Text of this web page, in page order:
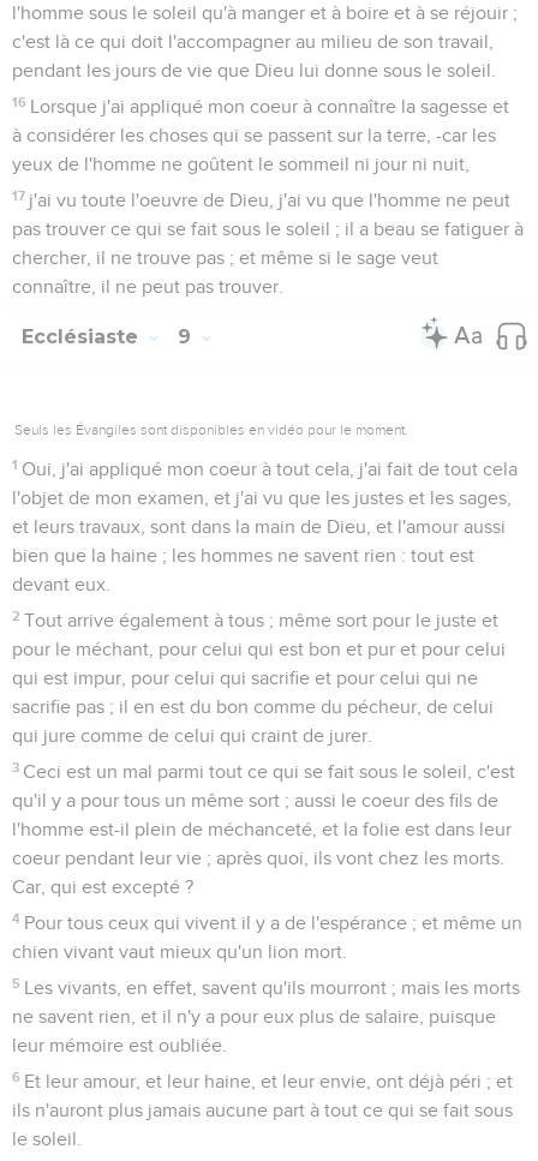
l'homme sous le soleil qu'à manger et à boire et à se réjouir ;
c'est là ce qui doit l'accompagner au milieu de son travail,
pendant les jours de vie que Dieu lui donne sous le soleil.
16 Lorsque j'ai appliqué mon coeur à connaître la sagesse et
à considérer les choses qui se passent sur la terre, -car les
yeux de l'homme ne goûtent le sommeil ni jour ni nuit,
17 j'ai vu toute l'oeuvre de Dieu, j'ai vu que l'homme ne peut
pas trouver ce qui se fait sous le soleil ; il a beau se fatiguer à
chercher, il ne trouve pas ; et même si le sage veut
connaître, il ne peut pas trouver.
Ecclésiaste 9
Seuls les Évangiles sont disponibles en vidéo pour le moment.
1 Oui, j'ai appliqué mon coeur à tout cela, j'ai fait de tout cela
l'objet de mon examen, et j'ai vu que les justes et les sages,
et leurs travaux, sont dans la main de Dieu, et l'amour aussi
bien que la haine ; les hommes ne savent rien : tout est
devant eux.
2 Tout arrive également à tous ; même sort pour le juste et
pour le méchant, pour celui qui est bon et pur et pour celui
qui est impur, pour celui qui sacrifie et pour celui qui ne
sacrifie pas ; il en est du bon comme du pécheur, de celui
qui jure comme de celui qui craint de jurer.
3 Ceci est un mal parmi tout ce qui se fait sous le soleil, c'est
qu'il y a pour tous un même sort ; aussi le coeur des fils de
l'homme est-il plein de méchanceté, et la folie est dans leur
coeur pendant leur vie ; après quoi, ils vont chez les morts.
Car, qui est excepté ?
4 Pour tous ceux qui vivent il y a de l'espérance ; et même un
chien vivant vaut mieux qu'un lion mort.
5 Les vivants, en effet, savent qu'ils mourront ; mais les morts
ne savent rien, et il n'y a pour eux plus de salaire, puisque
leur mémoire est oubliée.
6 Et leur amour, et leur haine, et leur envie, ont déjà péri ; et
ils n'auront plus jamais aucune part à tout ce qui se fait sous
le soleil.